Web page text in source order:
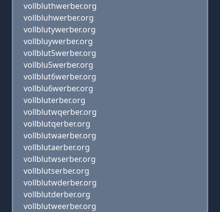
vollbluthwerber.org
vollbluhwerber.org
vollblutywerber.org
vollbluywerber.org
vollblut5werber.org
vollblu5werber.org
vollblut6werber.org
vollblu6werber.org
vollbluterber.org
vollblutwqerber.org
vollblutqerber.org
vollblutwaerber.org
vollblutaerber.org
vollblutwserber.org
vollblutserber.org
vollblutwderber.org
vollblutderber.org
vollblutweerber.org